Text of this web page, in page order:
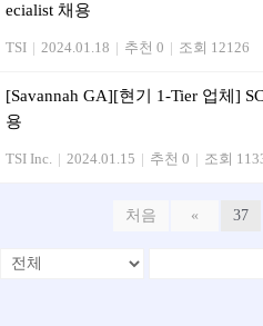
ecialist 채용
TSI | 2024.01.18 | 추천 0 | 조회 12126
[Savannah GA][현기 1-Tier 업체]
용
TSI Inc. | 2024.01.15 | 추천 0 | 조회
처음 « 37